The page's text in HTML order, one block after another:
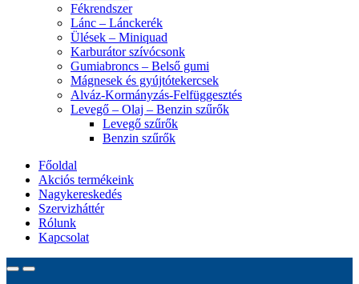
Fékrendszer
Lánc – Lánckerék
Ülések – Miniquad
Karburátor szívócsonk
Gumiabroncs – Belső gumi
Mágnesek és gyújtótekercsek
Alváz-Kormányzás-Felfüggesztés
Levegő – Olaj – Benzin szűrők
Levegő szűrők
Benzin szűrők
Főoldal
Akciós termékeink
Nagykereskedés
Szervizháttér
Rólunk
Kapcsolat